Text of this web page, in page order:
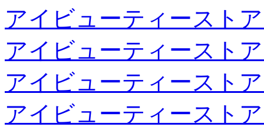
アイビューティースト
アイビューティースト
アイビューティースト
アイビューティースト